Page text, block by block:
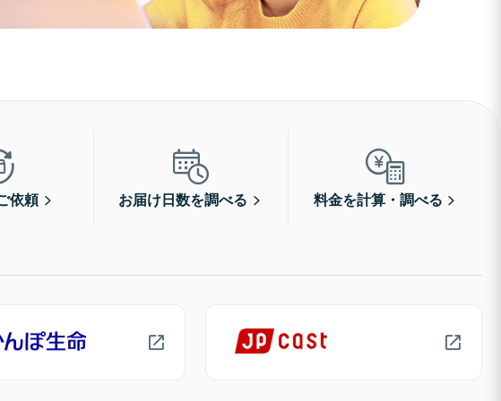
依頼 お届け日数を調べる 料金を計算・調べる